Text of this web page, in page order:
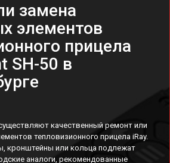
замена
элементов
прицела
SH-50 в
качественный ремонт или
тепловизионного прицела iRay.
кронштейны или кольца подлежат
аналоги, рекомендованные